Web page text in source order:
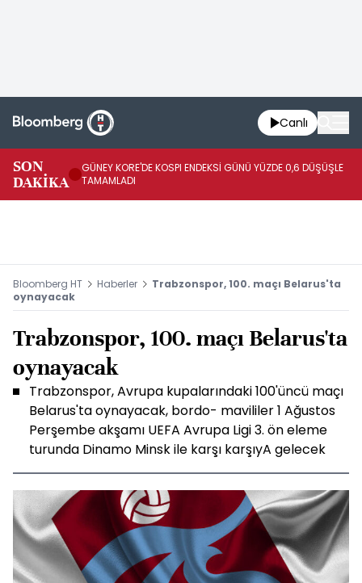
Canlı
SON
DAKİKA
GÜNEY KORE'DE KOSPI ENDEKSİ GÜNÜ YÜZDE 0,6 DÜŞÜŞLE
TAMAMLADI
Bloomberg HT Haberler
Trabzonspor, 100. maçı Belarus'ta
oynayacak
Trabzonspor, 100. maçı Belarus'ta
oynayacak
Trabzonspor, Avrupa kupalarındaki 100'üncü maçı
Belarus'ta oynayacak, bordo- mavililer 1 Ağustos
Perşembe akşamı UEFA Avrupa Ligi 3. ön eleme
turunda Dinamo Minsk ile karşı karşıyA gelecek